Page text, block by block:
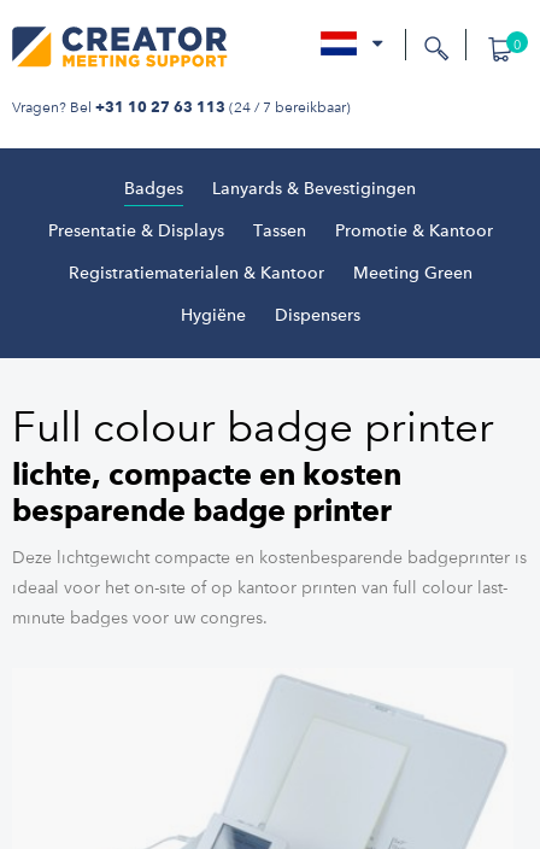
Vragen? Bel +31 10 27 63 113 (24 / 7 bereikbaar)
0
Badges Lanyards & Bevestigingen
Presentatie & Displays Tassen Promotie & Kantoor
Registratiematerialen & Kantoor Meeting Green
Hygiëne Dispensers
Full colour badge printer
lichte, compacte en kosten
besparende badge printer
Deze lichtgewicht compacte en kostenbesparende badgeprinter is
ideaal voor het on-site of op kantoor printen van full colour last-
minute badges voor uw congres.